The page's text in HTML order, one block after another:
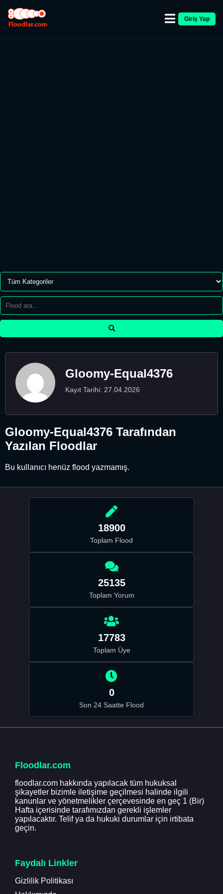
Giriş Yap
Gloomy-Equal4376
Kayıt Tarihi: 27.04.2026
Gloomy-Equal4376 Tarafından
Yazılan Floodlar
Bu kullanıcı henüz flood yazmamış.
18900
Toplam Flood
25135
Toplam Yorum
17783
Toplam Üye
0
Son 24 Saatte Flood
Floodlar.com
floodlar.com hakkında yapılacak tüm hukuksal
şikayetler bizimle iletişime geçilmesi halinde ilgili
kanunlar ve yönetmelikler çerçevesinde en geç 1 (Bir)
Hafta içerisinde tarafımızdan gerekli işlemler
yapılacaktır. Telif ya da hukuki durumlar için irtibata
geçin.
Faydalı Linkler
Gizlilik Politikası